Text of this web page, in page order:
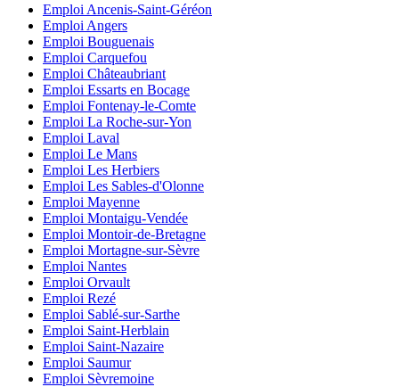
Emploi Ancenis-Saint-Géréon
Emploi Angers
Emploi Bouguenais
Emploi Carquefou
Emploi Châteaubriant
Emploi Essarts en Bocage
Emploi Fontenay-le-Comte
Emploi La Roche-sur-Yon
Emploi Laval
Emploi Le Mans
Emploi Les Herbiers
Emploi Les Sables-d'Olonne
Emploi Mayenne
Emploi Montaigu-Vendée
Emploi Montoir-de-Bretagne
Emploi Mortagne-sur-Sèvre
Emploi Nantes
Emploi Orvault
Emploi Rezé
Emploi Sablé-sur-Sarthe
Emploi Saint-Herblain
Emploi Saint-Nazaire
Emploi Saumur
Emploi Sèvremoine